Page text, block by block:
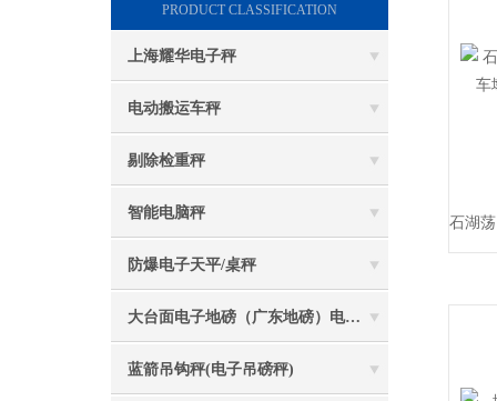
PRODUCT CLASSIFICATION
上海耀华电子秤
电动搬运车秤
剔除检重秤
智能电脑秤
防爆电子天平/桌秤
大台面电子地磅（广东地磅）电子汽车衡
蓝箭吊钩秤(电子吊磅秤)